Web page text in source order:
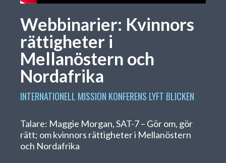
Webbinarier: Kvinnors
rättigheter i
Mellanöstern och
Nordafrika
INTERNATIONELL MISSION KONFERENS LYFT BLICKEN
Talare: Maggie Morgan, SAT-7 – Gör om, gör
rätt; om kvinnors rättigheter i Mellanöstern
och Nordafrika